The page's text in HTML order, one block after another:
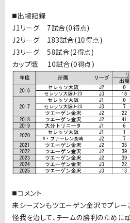
◼️出場記録
J1リーグ 7試合(0得点)
J2リーグ 183試合(10得点)
J3リーグ 58試合(2得点)
カップ戦 10試合(0得点)
◼️コメント
来シーズンもツエーゲン金沢でプレー
怪我を治して、チームの勝利のために